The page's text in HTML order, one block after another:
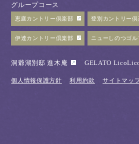
グループコース
恵庭カントリー倶楽部 登別カントリー倶
伊達カントリー倶楽部 ニューしのつゴル
洞爺湖別邸 進木庵 GELATO
個人情報保護方針 利用約款 サイトマッ